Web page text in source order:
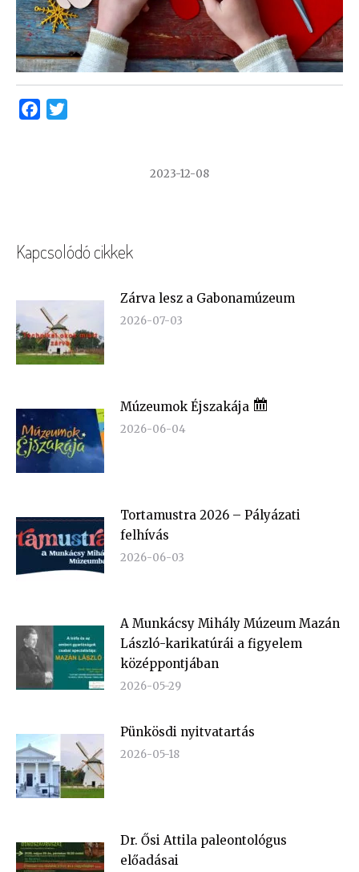
Facebook
2023-12-08
Kapcsolódó cikkek
Zárva lesz a Gabonamúzeum
2026-07-03
Múzeumok Éjszakája
2026-06-04
Tortamustra 2026 – Pályázati
felhívás
2026-06-03
A Munkácsy Mihály Múzeum Mazán
László-karikatúrái a figyelem
középpontjában
2026-05-29
Pünkösdi nyitvatartás
2026-05-18
Dr. Ősi Attila paleontológus
előadásai